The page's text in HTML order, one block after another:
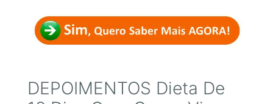
DEPOIMENTOS Dieta De